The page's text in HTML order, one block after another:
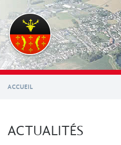
contenu
principal
ACCUEIL
ACTUALITÉS